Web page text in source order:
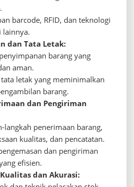
barcode, RFID, dan teknologi
lainnya.
dan Tata Letak:
barang yang
aman.
letak yang meminimalkan
barang.
dan Pengiriman
langkah penerimaan barang,
kualitas, dan pencatatan.
dan pengiriman
efisien.
dan Akurasi: